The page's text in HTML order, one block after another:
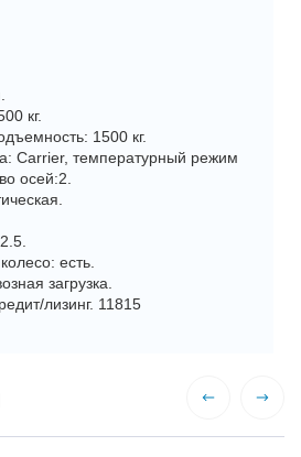
кг.
1500 кг.
Carrier, температурный режим
осей:2.
есть.
загрузка.
лизинг. 11815